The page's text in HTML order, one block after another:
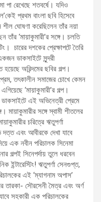
পা রেখেছে শতবর্ষে। যদিও
প্রথম বাংলা ছবি হিসেবে
ঘোষণা করেছিলেন তাঁর নয়া
তাঁর ‘মায়াকুমারী’র সঙ্গে। চলতি
চারের দশকের প্রেক্ষাপটে তৈরি
ডাকসাইটে সুন্দরী
অরিন্দমের ছবির গল্প।
তৎকালীন সমাজের চোখে কেমন
‘মায়াকুমারী’র গল্প।
ডাকসাইটে এই অভিনেত্রী প্রেমে
সঙ্গে স্বামী শীতলের
চরিত্রে ঋতুপর্ণা
এবং আবীরকে দেখা যাবে
এক নবীন পরিচালক সিনেমা
গল্পই সিনেপর্দায় তুলে ধরবেন
ইন্টারেস্টিং! ঋতুপর্ণা সেনগুপ্ত,
এই ‘ম্যাগনাম অপাস’
তারকা- সৌরসেনী মৈত্র এবং অর্ণ
সহকারী এক পরিচালকের